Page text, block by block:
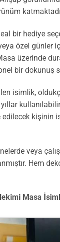
bir hediye
özel günler
üzerinde
bir dokunuş
isimlik,
kişinin
veya
Hem
Masa